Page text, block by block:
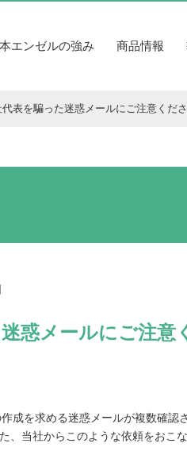
エンゼルの強み 商品情報
代表を騙った迷惑メールにご注意くだ
惑メールにご注意
成を求める迷惑メールが複数確認
当社からこのような依頼をおこ